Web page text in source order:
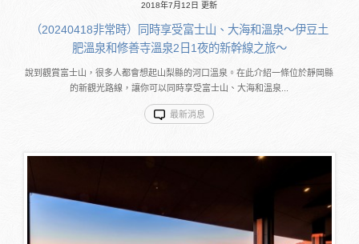
2018年7月12日 更新
（20240418非常時）同時享受富士山、大海和溫泉～伊豆土
肥溫泉和修善寺溫泉2日1夜的新幹線之旅～
說到觀賞富士山，很多人都會想起山梨縣的河口溫泉。在此介紹一條位於靜岡縣
的新觀光路線，讓你可以同時享受富士山、大海和溫泉...
最新消息